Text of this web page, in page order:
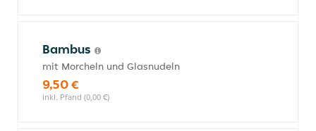
Bambus
mit Morcheln und Glasnudeln
9,50 €
inkl. Pfand (0,00 €)